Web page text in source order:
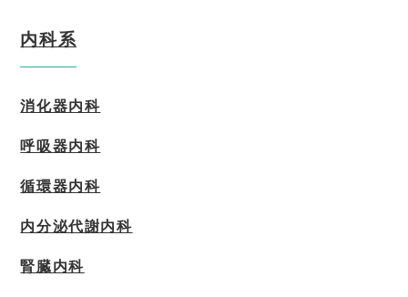
内科系
消化器内科
呼吸器内科
循環器内科
内分泌代謝内科
腎臓内科